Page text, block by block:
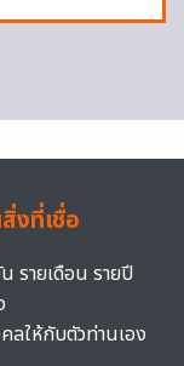
งที่เชื่อ
รายเดือน รายปี
ลให้กับตัวท่านเอง